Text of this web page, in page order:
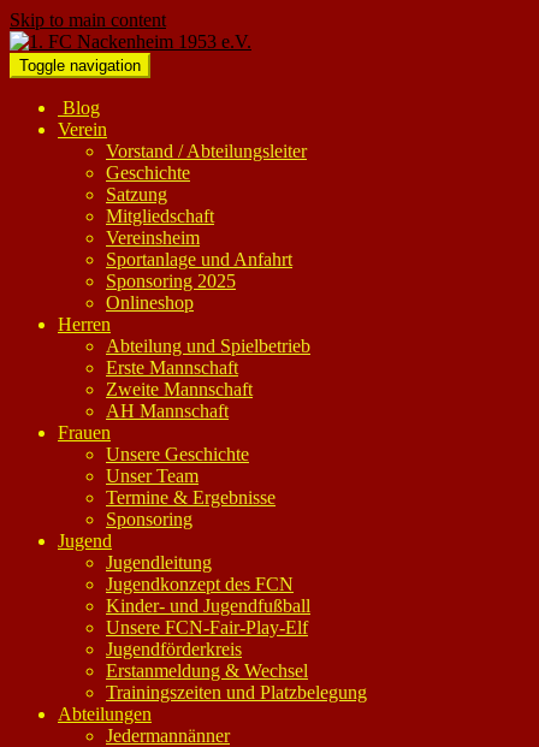
Skip to main content
Toggle navigation
Blog
Verein
Vorstand / Abteilungsleiter
Geschichte
Satzung
Mitgliedschaft
Vereinsheim
Sportanlage und Anfahrt
Sponsoring 2025
Onlineshop
Herren
Abteilung und Spielbetrieb
Erste Mannschaft
Zweite Mannschaft
AH Mannschaft
Frauen
Unsere Geschichte
Unser Team
Termine & Ergebnisse
Sponsoring
Jugend
Jugendleitung
Jugendkonzept des FCN
Kinder- und Jugendfußball
Unsere FCN-Fair-Play-Elf
Jugendförderkreis
Erstanmeldung & Wechsel
Trainingszeiten und Platzbelegung
Abteilungen
Jedermannänner